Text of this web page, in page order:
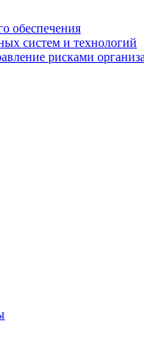
обеспечения
систем и технологий
рисками